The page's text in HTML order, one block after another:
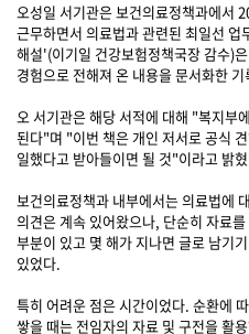
오성일 서기관은 보건의료정책과에서
근무하면서 의료법과 관련된 최일선
해설'(이기일 건강보험정책국장 감수)
경험으로 전해져 온 내용을 문서화한
오 서기관은 해당 서적에 대해 "복지부
된다"며 "이번 책은 개인 저서로 공식
일했다고 받아들이면 될 것"이라고 밝
보건의료정책과 내부에서는 의료법에
의견은 계속 있어왔으나, 단순히 자료
부분이 있고 몇 해가 지나면 글로 남기
있었다.
특히 어려운 점은 시간이었다. 순환에
쌓을 때는 전임자의 자료 및 구전을 활